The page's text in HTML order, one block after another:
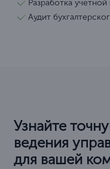
Разработка
Аудит
Узнайте
ведения
для вашей